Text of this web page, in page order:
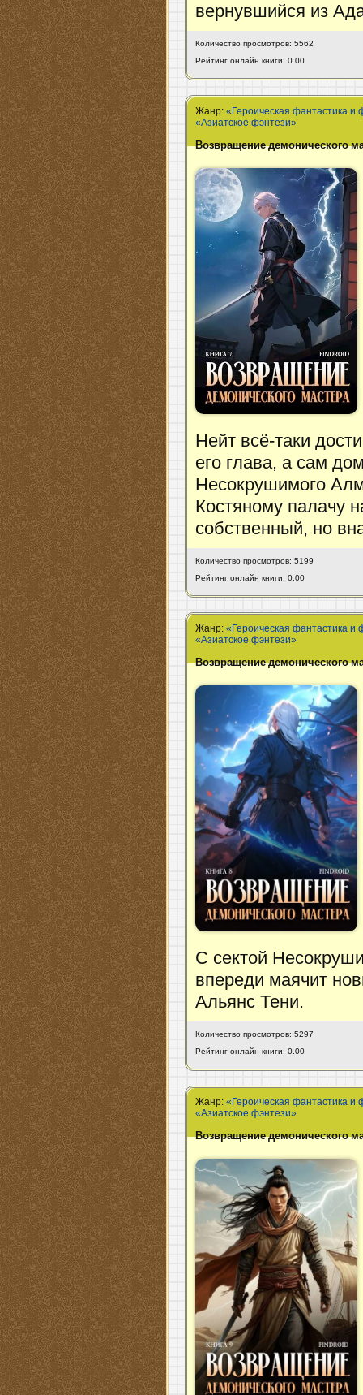
вернувшийся из
Количество просмотров: 5562
Рейтинг онлайн книги: 0.00
Жанр:«Героическая фантастика и
«Азиатское фэнтези»
Возвращение демонического
Нейт всё-таки
его глава, а сам
Несокрушимого
Костяному палачу
собственный, но
Количество просмотров: 5199
Рейтинг онлайн книги: 0.00
Жанр:«Героическая фантастика и
«Азиатское фэнтези»
Возвращение демонического
С сектой
впереди маячит
Альянс Тени.
Количество просмотров: 5297
Рейтинг онлайн книги: 0.00
Жанр:«Героическая фантастика и
«Азиатское фэнтези»
Возвращение демонического